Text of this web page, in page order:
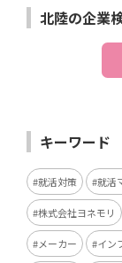
北陸の企業
キーワード
就活対策 就活
株式会社ヨネモリ
メーカー イン